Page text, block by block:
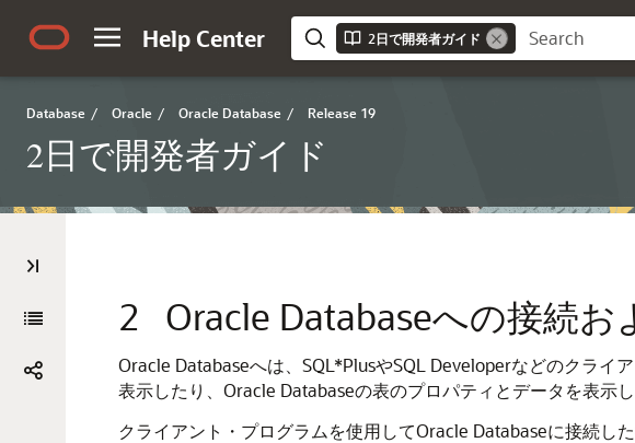
Help Center 2日で開発者ガイド
Database / Oracle / Oracle Database / Release 19
2日で開発者ガイド
2 Oracle Databaseへの接続お
Oracle Databaseへは、SQL*PlusやSQL Developerなどのクライ
表示したり、Oracle Databaseの表のプロパティとデータを表示
クライアント・プログラムを使用してOracle Databaseに接続し